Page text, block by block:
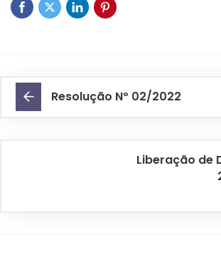
Resolução Nº 02/2022
Liberação de